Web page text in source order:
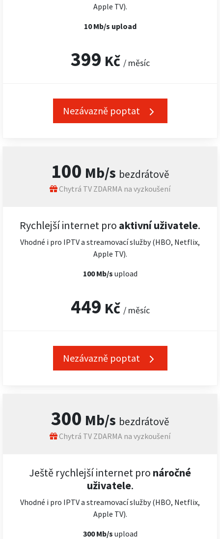
Apple TV).
10 Mb/s upload
399 Kč / měsíc
Nezávazně poptat
100 Mb/s bezdrátově
Chytrá TV ZDARMA na vyzkoušení
Rychlejší internet pro aktivní uživatele.
Vhodné i pro IPTV a streamovací služby (HBO, Netflix,
Apple TV).
100 Mb/s upload
449 Kč / měsíc
Nezávazně poptat
300 Mb/s bezdrátově
Chytrá TV ZDARMA na vyzkoušení
Ještě rychlejší internet pro náročné
uživatele.
Vhodné i pro IPTV a streamovací služby (HBO, Netflix,
Apple TV).
300 Mb/s upload